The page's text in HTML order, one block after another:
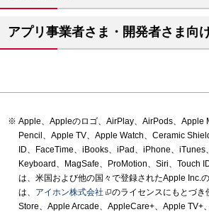
アプリ事業者さま・開発者さま向
Apple、Appleのロゴ、AirPlay、AirPods、Apple
Pencil、Apple TV、Apple Watch、Ceramic
ID、FaceTime、iBooks、iPad、iPhone、
Keyboard、MagSafe、ProMotion、Siri、Touch
は、米国および他の国々で登録されたApple Inc.
は、 アイホン株式会社
のライセンスにもとづ
Store、Apple Arcade、AppleCare+、Apple TV+